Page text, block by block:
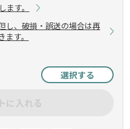
す。
し、破損・誤送の場合は再
す。
選択する
に入れる